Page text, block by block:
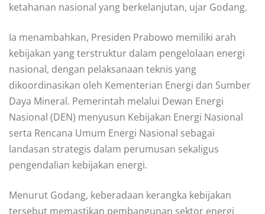
ketahanan nasional yang berkelanjutan, ujar Godang.
Ia menambahkan, Presiden Prabowo memiliki arah
kebijakan yang terstruktur dalam pengelolaan energi
nasional, dengan pelaksanaan teknis yang
dikoordinasikan oleh Kementerian Energi dan Sumber
Daya Mineral. Pemerintah melalui Dewan Energi
Nasional (DEN) menyusun Kebijakan Energi Nasional
serta Rencana Umum Energi Nasional sebagai
landasan strategis dalam perumusan sekaligus
pengendalian kebijakan energi.
Menurut Godang, keberadaan kerangka kebijakan
tersebut memastikan pembangunan sektor energi